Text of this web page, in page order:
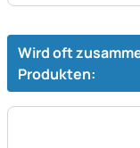
Wird oft
Produkten: